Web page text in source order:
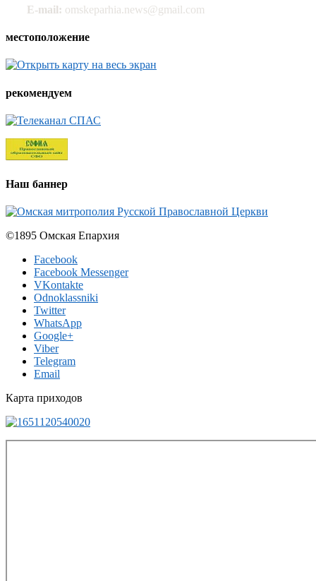
E-mail: omskeparhia.news@gmail.com
местоположение
рекомендуем
Наш баннер
©1895 Омская Епархия
Facebook
Facebook Messenger
VKontakte
Odnoklassniki
Twitter
WhatsApp
Google+
Viber
Telegram
Email
Карта приходов